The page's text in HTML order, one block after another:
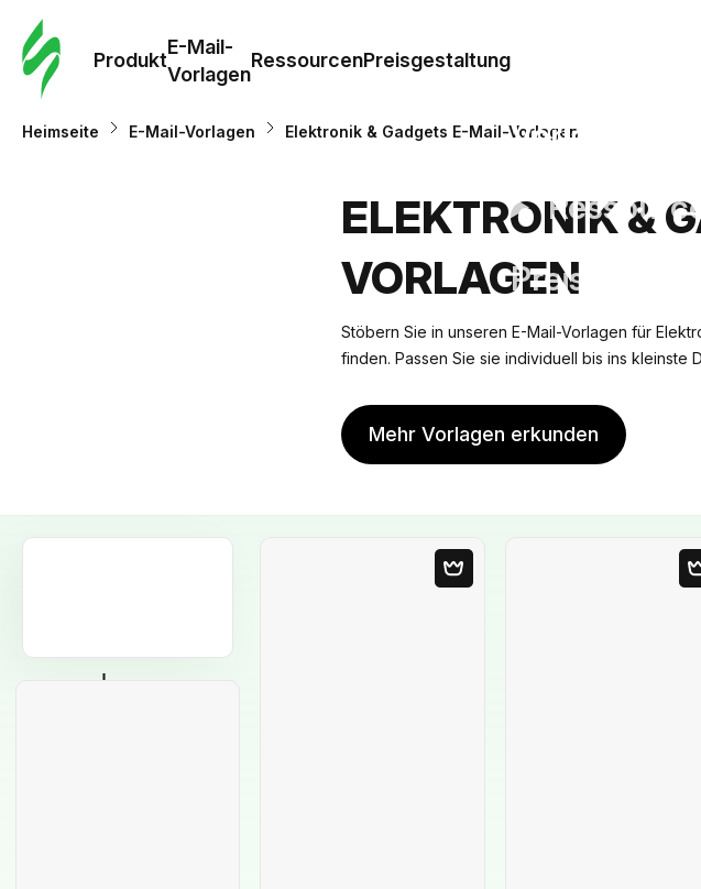
Produkt
E-Mail-
Vorlagen
RessourcenPreisgestaltung
Vorlagen
Heimseite E-Mail-Vorlagen Elektronik & Gadgets E-Mail-Vorlagen
ELEKTRONIK &
VORLAGEN
Stöbern Sie in unseren E-Mail-Vorlagen für
finden. Passen Sie sie individuell bis ins kleinste
Mehr Vorlagen erkunden